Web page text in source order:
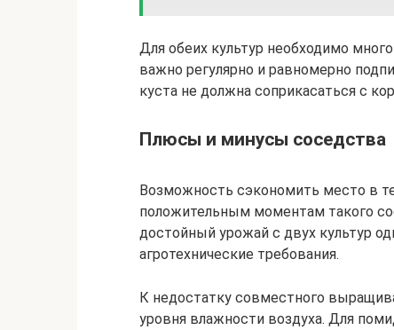
Для обеих культур необходимо
важно регулярно и равномерно
куста не должна соприкасаться с
Плюсы и минусы соседства
Возможность сэкономить место в
положительным моментам такого
достойный урожай с двух культур
агротехнические требования.
К недостатку совместного
уровня влажности воздуха. Для